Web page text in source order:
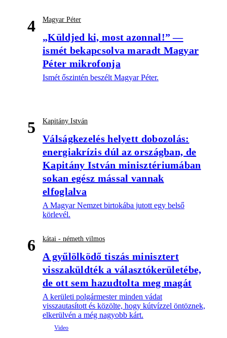
4 Magyar Péter
„Küldjed ki, most azonnal!” —
ismét bekapcsolva maradt Magyar
Péter mikrofonja
Ismét őszintén beszélt Magyar Péter.
5 Kapitány István
Válságkezelés helyett dobozolás:
energiakrízis dúl az országban, de
Kapitány István minisztériumában
sokan egész mással vannak
elfoglalva
A Magyar Nemzet birtokába jutott egy belső
körlevél.
6 kátai - németh vilmos
A gyűlölködő tiszás minisztert
visszaküldték a választókerületébe,
de ott sem hazudtolta meg magát
A kerületi polgármester minden vádat
visszautasított és közölte, hogy kútvízzel öntöznek,
elkerülvén a még nagyobb kárt.